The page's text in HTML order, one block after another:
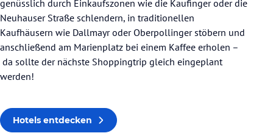
genüsslich durch Einkaufszonen wie die Kaufinger oder die
Neuhauser Straße schlendern, in traditionellen
Kaufhäusern wie Dallmayr oder Oberpollinger stöbern und
anschließend am Marienplatz bei einem Kaffee erholen –
da sollte der nächste Shoppingtrip gleich eingeplant
werden!
Hotels entdecken